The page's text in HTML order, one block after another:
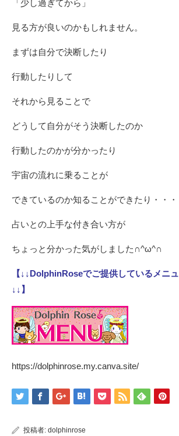
「少し過ぎてから」
見る方が良いのかもしれません。
まずは自分で決断したり
行動したりして
それから見ることで
どうして自分がそう決断したのか
行動したのかが分かったり
宇宙の流れに乗ることが
できているのか知ることができたり・・・
占いとの上手な付き合い方が
ちょっと分かった気がしました∩^ω^∩
【↓↓DolphinRoseでご提供しているメニ
↓↓】
https://dolphinrose.my.canva.site/
投稿者: dolphinrose